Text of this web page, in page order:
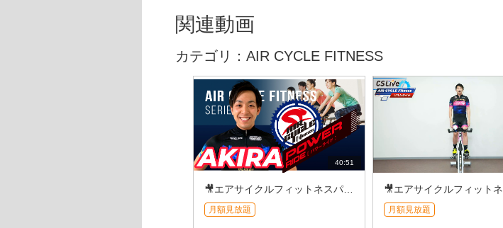
関連動画
カテゴリ：AIR CYCLE FITNESS
40:51
月額見放題 月額見放題